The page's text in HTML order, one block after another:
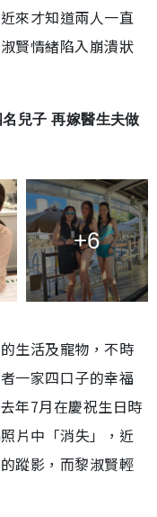
來才知道兩人一直
賢情緒陷入崩潰狀
兒子 再嫁醫生夫做
+6
生活及寵物，不時
一家四口子的幸福
年7月在慶祝生日時
片中「消失」，近
蹤影，而黎淑賢輕